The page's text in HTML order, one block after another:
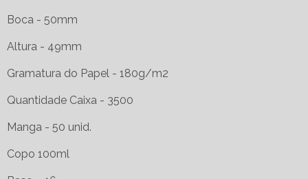
Boca - 50mm
Altura - 49mm
Gramatura do Papel - 180g/m2
Quantidade Caixa - 3500
Manga - 50 unid.
Copo 100ml